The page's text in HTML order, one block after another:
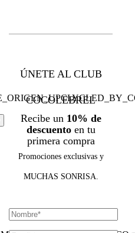
ÚNETE AL CLUB
COCOLEBREL
Recibe un 10% de
descuentoen tu
primera compra
Promociones exclusivas y
MUCHAS SONRISA.